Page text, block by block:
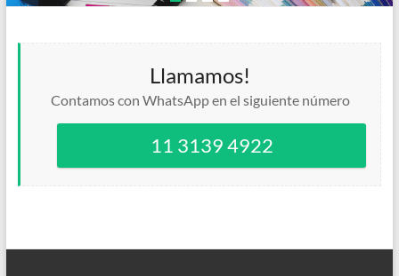
Llamamos!
Contamos con WhatsApp en el siguiente número
11 3139 4922